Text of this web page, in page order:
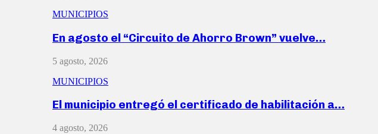
MUNICIPIOS
En agosto el “Circuito de Ahorro Brown” vuelve…
5 agosto, 2026
MUNICIPIOS
El municipio entregó el certificado de habilitación a…
4 agosto, 2026